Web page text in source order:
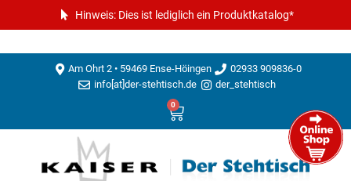
Hinweis: Dies ist lediglich ein Produktkatalog*
Am Ohrt 2 • 59469 Ense-Höingen
02933 909836-0
info[at]der-stehtisch.de
der_stehtisch
0